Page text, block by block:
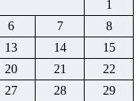
1
6 7
8
13 14
15
20 21
22
27 28
29